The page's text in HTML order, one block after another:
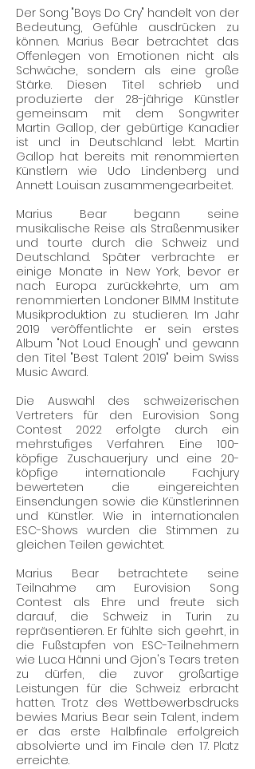
Der Song "Boys Do Cry" handelt von der
Bedeutung, Gefühle ausdrücken zu
können. Marius Bear betrachtet das
Offenlegen von Emotionen nicht als
Schwäche, sondern als eine große
Stärke. Diesen Titel schrieb und
produzierte der 28-jährige Künstler
gemeinsam mit dem Songwriter
Martin Gallop, der gebürtige Kanadier
ist und in Deutschland lebt. Martin
Gallop hat bereits mit renommierten
Künstlern wie Udo Lindenberg und
Annett Louisan zusammengearbeitet.
Marius Bear begann seine
musikalische Reise als Straßenmusiker
und tourte durch die Schweiz und
Deutschland. Später verbrachte er
einige Monate in New York, bevor er
nach Europa zurückkehrte, um am
renommierten Londoner BIMM Institute
Musikproduktion zu studieren. Im Jahr
2019 veröffentlichte er sein erstes
Album "Not Loud Enough" und gewann
den Titel "Best Talent 2019" beim Swiss
Music Award.
Die Auswahl des schweizerischen
Vertreters für den Eurovision Song
Contest 2022 erfolgte durch ein
mehrstufiges Verfahren. Eine 100-
köpfige Zuschauerjury und eine 20-
köpfige internationale Fachjury
bewerteten die eingereichten
Einsendungen sowie die Künstlerinnen
und Künstler. Wie in internationalen
ESC-Shows wurden die Stimmen zu
gleichen Teilen gewichtet.
Marius Bear betrachtete seine
Teilnahme am Eurovision Song
Contest als Ehre und freute sich
darauf, die Schweiz in Turin zu
repräsentieren. Er fühlte sich geehrt, in
die Fußstapfen von ESC-Teilnehmern
wie Luca Hänni und Gjon's Tears treten
zu dürfen, die zuvor großartige
Leistungen für die Schweiz erbracht
hatten. Trotz des Wettbewerbsdrucks
bewies Marius Bear sein Talent, indem
er das erste Halbfinale erfolgreich
absolvierte und im Finale den 17. Platz
erreichte.